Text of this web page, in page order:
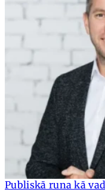
Publiskā runa kā